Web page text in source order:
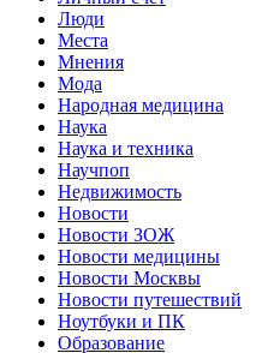
Люди
Места
Мнения
Мода
Народная медицина
Наука
Наука и техника
Научпоп
Недвижимость
Новости
Новости ЗОЖ
Новости медицины
Новости Москвы
Новости путешествий
Ноутбуки и ПК
Образование